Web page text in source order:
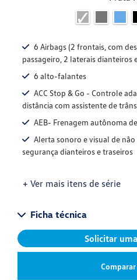
6 Airbags (2 frontais, com
passageiro, 2 laterais dianteiros
6 alto-falantes
ACC Stop & Go - Controle
distância com assistente de
AEB- Frenagem autônoma
Alerta sonoro e visual de
segurança dianteiros e traseiros
+ Ver mais itens de série
Ficha técnica
Solicitar